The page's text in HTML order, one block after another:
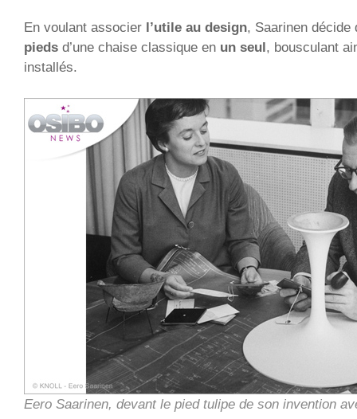
En voulant associer l’utile au design, Saarinen décide
pieds d’une chaise classique en un seul, bousculant
installés.
Eero Saarinen, devant le pied tulipe de son invention